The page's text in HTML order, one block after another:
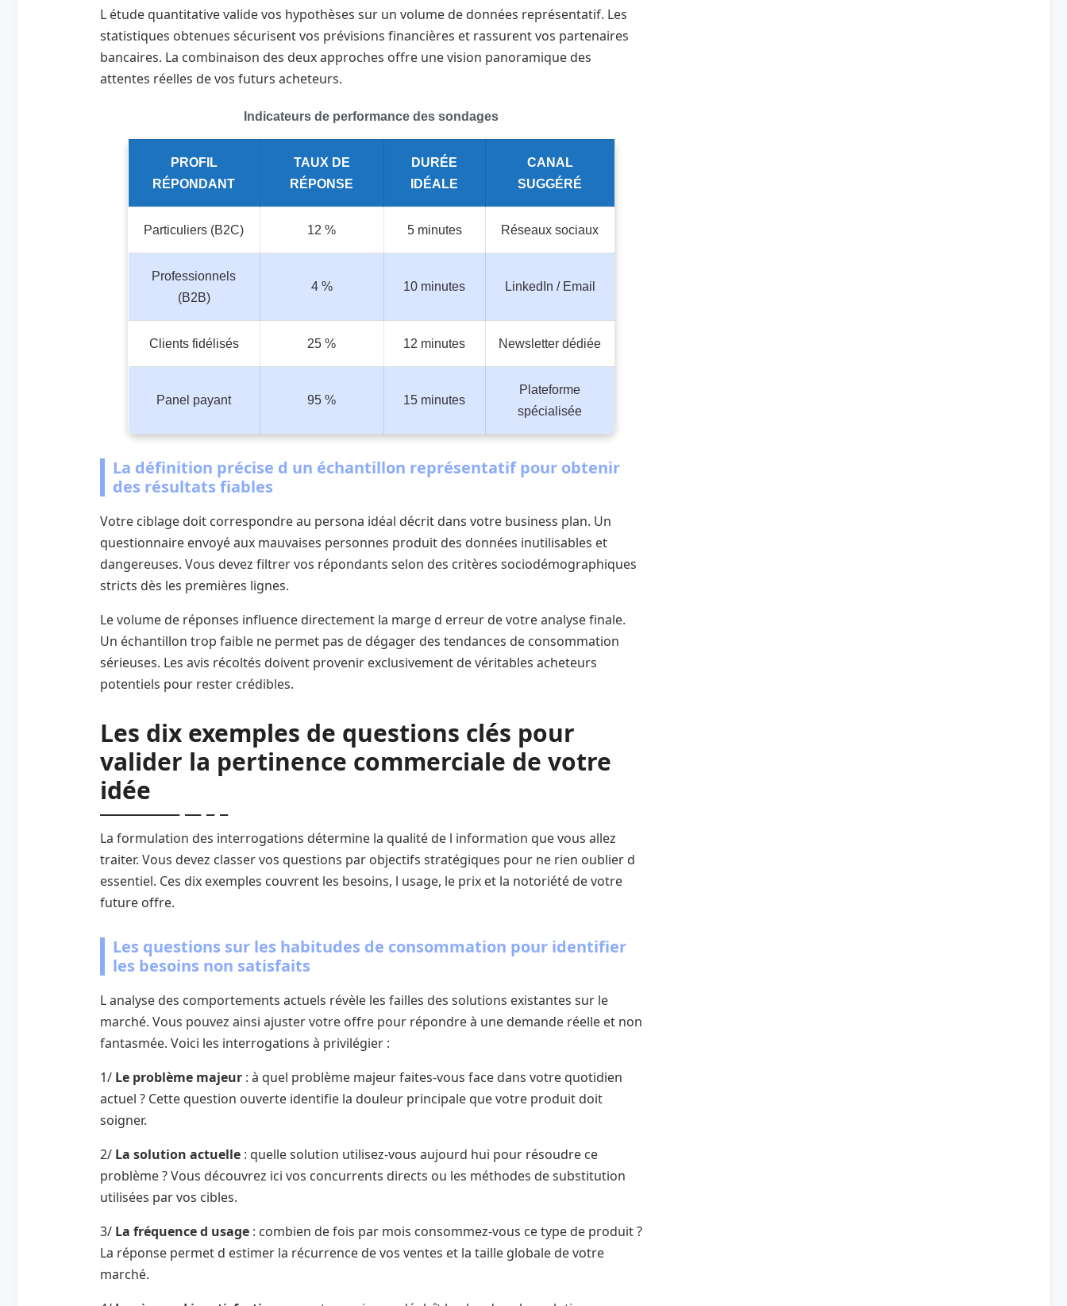
L étude quantitative valide vos hypothèses sur un volume de données représentatif. Les
statistiques obtenues sécurisent vos prévisions financières et rassurent vos partenaires
bancaires. La combinaison des deux approches offre une vision panoramique des
attentes réelles de vos futurs acheteurs.
Indicateurs de performance des sondages
PROFIL
RÉPONDANT
TAUX DE
RÉPONSE
DURÉE
IDÉALE
CANAL
SUGGÉRÉ
Particuliers (B2C) 12 % 5 minutes Réseaux sociaux
Professionnels
(B2B)
4 % 10 minutes LinkedIn / Email
Clients fidélisés 25 % 12 minutes Newsletter dédiée
Panel payant 95 % 15 minutes
Plateforme
spécialisée
La définition précise d un échantillon représentatif pour obtenir
des résultats fiables
Votre ciblage doit correspondre au persona idéal décrit dans votre business plan. Un
questionnaire envoyé aux mauvaises personnes produit des données inutilisables et
dangereuses. Vous devez filtrer vos répondants selon des critères sociodémographiques
stricts dès les premières lignes.
Le volume de réponses influence directement la marge d erreur de votre analyse finale.
Un échantillon trop faible ne permet pas de dégager des tendances de consommation
sérieuses. Les avis récoltés doivent provenir exclusivement de véritables acheteurs
potentiels pour rester crédibles.
Les dix exemples de questions clés pour
valider la pertinence commerciale de votre
idée
La formulation des interrogations détermine la qualité de l information que vous allez
traiter. Vous devez classer vos questions par objectifs stratégiques pour ne rien oublier d
essentiel. Ces dix exemples couvrent les besoins, l usage, le prix et la notoriété de votre
future offre.
Les questions sur les habitudes de consommation pour identifier
les besoins non satisfaits
L analyse des comportements actuels révèle les failles des solutions existantes sur le
marché. Vous pouvez ainsi ajuster votre offre pour répondre à une demande réelle et non
fantasmée. Voici les interrogations à privilégier :
1/ Le problème majeur : à quel problème majeur faites-vous face dans votre quotidien
actuel ? Cette question ouverte identifie la douleur principale que votre produit doit
soigner.
2/ La solution actuelle : quelle solution utilisez-vous aujourd hui pour résoudre ce
problème ? Vous découvrez ici vos concurrents directs ou les méthodes de substitution
utilisées par vos cibles.
3/ La fréquence d usage : combien de fois par mois consommez-vous ce type de produit ?
La réponse permet d estimer la récurrence de vos ventes et la taille globale de votre
marché.